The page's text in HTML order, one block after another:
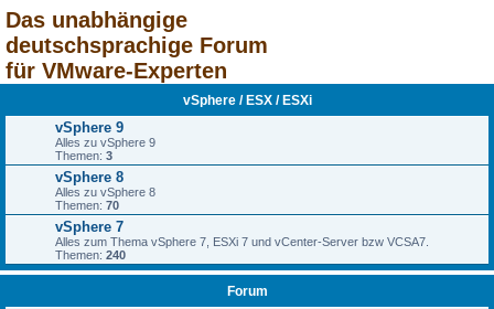
Das unabhängige
deutschsprachige Forum
für VMware-Experten
vSphere / ESX / ESXi
vSphere 9
Alles zu vSphere 9
Themen: 3
vSphere 8
Alles zu vSphere 8
Themen: 70
vSphere 7
Alles zum Thema vSphere 7, ESXi 7 und vCenter-Server bzw VCSA7.
Themen: 240
Forum